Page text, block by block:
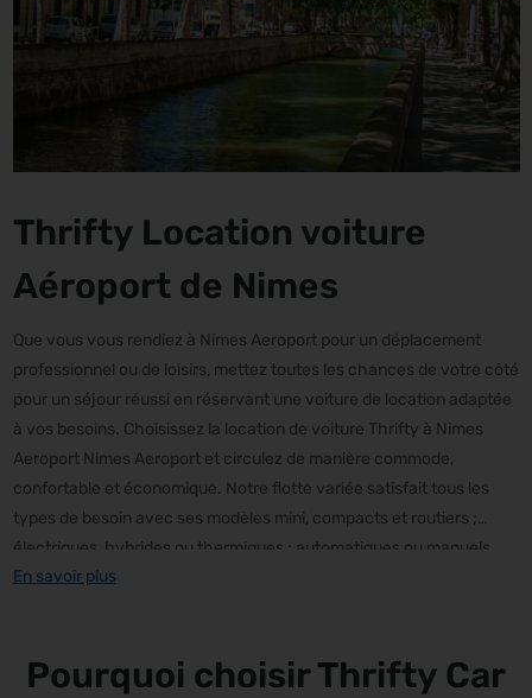
Thrifty Location voiture
Aéroport de Nimes
Que vous vous rendiez à Nimes Aeroport pour un déplacement
professionnel ou de loisirs, mettez toutes les chances de votre côté
pour un séjour réussi en réservant une voiture de location adaptée
à vos besoins. Choisissez la location de voiture Thrifty à Nimes
Aeroport Nimes Aeroport et circulez de manière commode,
confortable et économique. Notre flotte variée satisfait tous les
types de besoin avec ses modèles mini, compacts et routiers ;
électriques, hybrides ou thermiques ; automatiques ou manuels.
Grâce à une prise en charge et une restitution simples et pratiques
à tout instant.
En savoir plus
Pourquoi choisir Thrifty Car